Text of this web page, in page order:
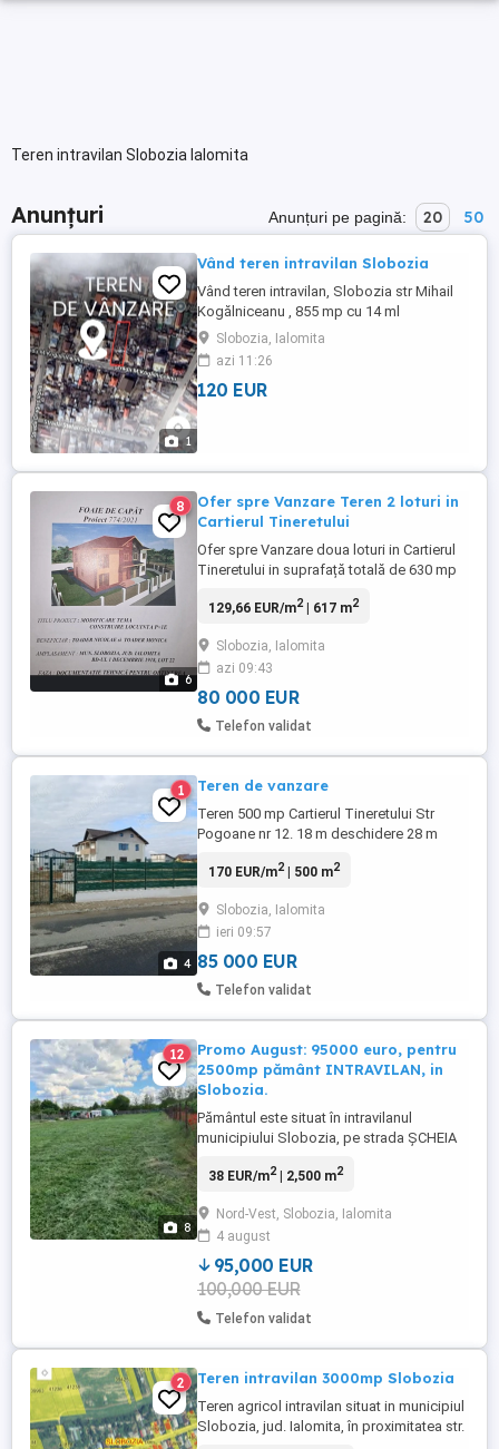
Teren intravilan Slobozia Ialomita
Anunțuri Anunțuri pe pagină: 20 50
1
Vând teren intravilan Slobozia
Vând teren intravilan, Slobozia str Mihail
Kogălniceanu , 855 mp cu 14 ml
deschidere. Preț 120 euro mp.
Slobozia, Ialomita
azi 11:26
120 EUR
6
8
Ofer spre Vanzare Teren 2 loturi in
Cartierul Tineretului
Ofer spre Vanzare doua loturi in Cartierul
Tineretului in suprafață totală de 630 mp
Decembrie , avand o fundație de 114 mp
, canalizare , alimentare cu apa deja trase
la locatie. Se vinde impreuna cu un proiect
de construcție ...
129,66 EUR/m2| 617 m2
Slobozia, Ialomita
azi 09:43
80 000 EUR
Telefon validat
4
1 Teren de vanzare
Teren 500 mp Cartierul Tineretului Str
Pogoane nr 12. 18 m deschidere 28 m
Gaze si curent la poarta Pret 85000 euro.
170 EUR/m2| 500 m2
Slobozia, Ialomita
ieri 09:57
85 000 EUR
Telefon validat
8
12
Promo August: 95000 euro, pentru
2500mp pământ INTRAVILAN, in
Slobozia.
Pământul este situat în intravilanul
municipiului Slobozia, pe strada ȘCHEIA
apa si canalizarea este trasă, se lucreaza
metan și soseua în sine... Terenul are
dimensiunile de 25 metri deschidere la
stradă și 100 metri în ...
38 EUR/m2| 2,500 m2
Nord-Vest, Slobozia, Ialomita
4 august
95,000 EUR
100,000 EUR
Telefon validat
2 Teren intravilan 3000mp Slobozia
Teren agricol intravilan situat in municipiul
Slobozia, jud. Ialomita, în proximitatea str.